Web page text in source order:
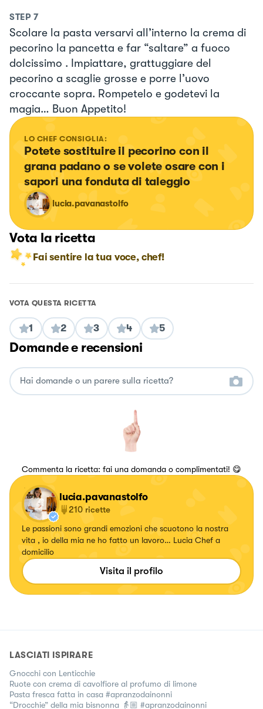
STEP 7
Scolare la pasta versarvi all’interno la crema di
pecorino la pancetta e far “saltare” a fuoco
dolcissimo . Impiattare, grattuggiare del
pecorino a scaglie grosse e porre l’uovo
croccante sopra. Rompetelo e godetevi la
magia… Buon Appetito!
LO CHEF CONSIGLIA:
Potete sostituire il pecorino con il
grana padano o se volete osare con i
sapori una fonduta di taleggio
lucia.pavanastolfo
Vota la ricetta
Fai sentire la tua voce, chef!
VOTA QUESTA RICETTA
1 2 3 4 5
Domande e recensioni
Commenta la ricetta: fai una domanda o complimentati! 😋
lucia.pavanastolfo
210 ricette
Le passioni sono grandi emozioni che scuotono la nostra
vita , io della mia ne ho fatto un lavoro… Lucia Chef a
domicilio
Visita il profilo
LASCIATI ISPIRARE
Gnocchi con Lenticchie
Ruote con crema di cavolfiore al profumo di limone
Pasta fresca fatta in casa #apranzodainonni
“Drocchie” della mia bisnonna 👵🏼 #apranzodainonni